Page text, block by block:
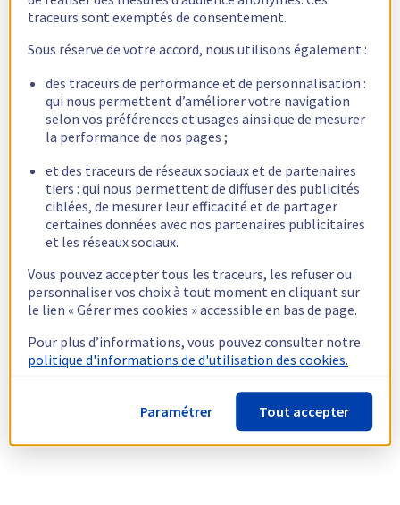
traceurs sont exemptés de consentement.
Sous réserve de votre accord, nous utilisons également :
des traceurs de performance et de personnalisation :
qui nous permettent d’améliorer votre navigation
selon vos préférences et usages ainsi que de mesurer
la performance de nos pages ;
et des traceurs de réseaux sociaux et de partenaires
tiers : qui nous permettent de diffuser des publicités
ciblées, de mesurer leur efficacité et de partager
certaines données avec nos partenaires publicitaires
et les réseaux sociaux.
Vous pouvez accepter tous les traceurs, les refuser ou
personnaliser vos choix à tout moment en cliquant sur
le lien « Gérer mes cookies » accessible en bas de page.
Pour plus d’informations, vous pouvez consulter notre
politique d'informations de d'utilisation des cookies.
Paramétrer Tout accepter